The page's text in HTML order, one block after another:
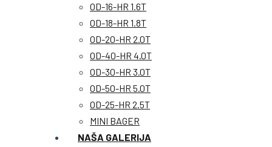
OD-16-HR 1.6T
OD-18-HR 1.8T
OD-20-HR 2.0T
OD-40-HR 4.0T
OD-30-HR 3.0T
OD-50-HR 5.0T
OD-25-HR 2.5T
MINI BAGER
NAŠA GALERIJA